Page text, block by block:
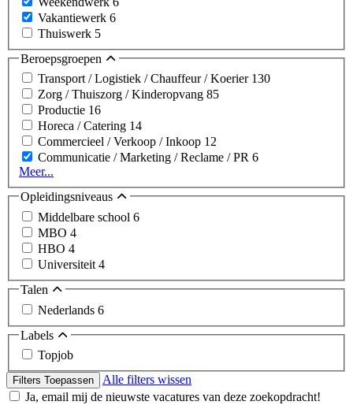
Vakantiewerk 6
Thuiswerk 5
Beroepsgroepen
Transport / Logistiek / Chauffeur / Koerier 130
Zorg / Thuiszorg / Kinderopvang 85
Productie 16
Horeca / Catering 14
Commercieel / Verkoop / Inkoop 12
Communicatie / Marketing / Reclame / PR 6
Meer...
Opleidingsniveaus
Middelbare school 6
MBO 4
HBO 4
Universiteit 4
Talen
Nederlands 6
Labels
Topjob
Filters Toepassen
Alle filters wissen
Ja, email mij de nieuwste vacatures van deze zoekopdracht!